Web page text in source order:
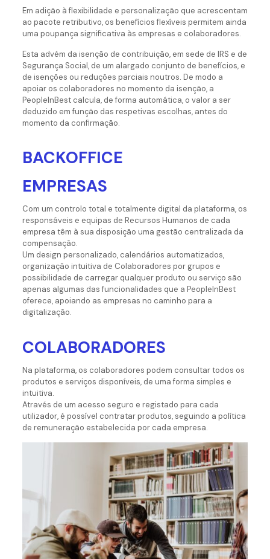
Em adição à flexibilidade e personalização que acrescentam
ao pacote retributivo, os benefícios flexíveis permitem ainda
uma poupança significativa às empresas e colaboradores.
Esta advém da isenção de contribuição, em sede de IRS e de
Segurança Social, de um alargado conjunto de benefícios, e
de isenções ou reduções parciais noutros. De modo a
apoiar os colaboradores no momento da isenção, a
PeopleInBest calcula, de forma automática, o valor a ser
deduzido em função das respetivas escolhas, antes do
momento da confirmação.
BACKOFFICE
EMPRESAS
Com um controlo total e totalmente digital da plataforma, os
responsáveis e equipas de Recursos Humanos de cada
empresa têm à sua disposição uma gestão centralizada da
compensação.
Um design personalizado, calendários automatizados,
organização intuitiva de Colaboradores por grupos e
possibilidade de carregar qualquer produto ou serviço são
apenas algumas das funcionalidades que a PeopleInBest
oferece, apoiando as empresas no caminho para a
digitalização.
COLABORADORES
Na plataforma, os colaboradores podem consultar todos os
produtos e serviços disponíveis, de uma forma simples e
intuitiva.
Através de um acesso seguro e registado para cada
utilizador, é possível contratar produtos, seguindo a política
de remuneração estabelecida por cada empresa.